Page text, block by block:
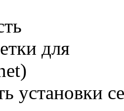
установки